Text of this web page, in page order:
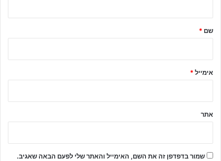
ל
שם *
אימייל*
אתר
שמור בדפדפן זה את השם, האימייל והאתר שלי לפעם הבאה שאגיב.